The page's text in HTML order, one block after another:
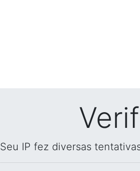
Seu IP fez diversas